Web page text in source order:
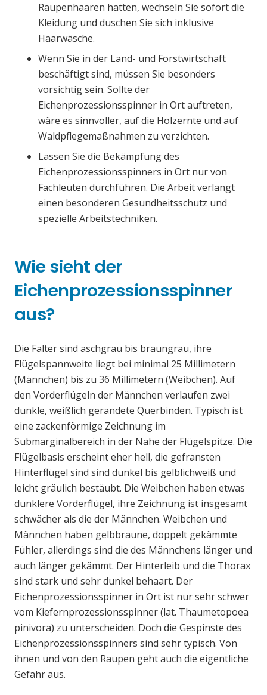
Raupenhaaren hatten, wechseln Sie sofort die
Kleidung und duschen Sie sich inklusive
Haarwäsche.
Wenn Sie in der Land- und Forstwirtschaft
beschäftigt sind, müssen Sie besonders
vorsichtig sein. Sollte der
Eichenprozessionsspinner in Ort auftreten,
wäre es sinnvoller, auf die Holzernte und auf
Waldpflegemaßnahmen zu verzichten.
Lassen Sie die Bekämpfung des
Eichenprozessionsspinners in Ort nur von
Fachleuten durchführen. Die Arbeit verlangt
einen besonderen Gesundheitsschutz und
spezielle Arbeitstechniken.
Wie sieht der
Eichenprozessionsspinner
aus?
Die Falter sind aschgrau bis braungrau, ihre
Flügelspannweite liegt bei minimal 25 Millimetern
(Männchen) bis zu 36 Millimetern (Weibchen). Auf
den Vorderflügeln der Männchen verlaufen zwei
dunkle, weißlich gerandete Querbinden. Typisch ist
eine zackenförmige Zeichnung im
Submarginalbereich in der Nähe der Flügelspitze. Die
Flügelbasis erscheint eher hell, die gefransten
Hinterflügel sind sind dunkel bis gelblichweiß und
leicht gräulich bestäubt. Die Weibchen haben etwas
dunklere Vorderflügel, ihre Zeichnung ist insgesamt
schwächer als die der Männchen. Weibchen und
Männchen haben gelbbraune, doppelt gekämmte
Fühler, allerdings sind die des Männchens länger und
auch länger gekämmt. Der Hinterleib und die Thorax
sind stark und sehr dunkel behaart. Der
Eichenprozessionsspinner in Ort ist nur sehr schwer
vom Kiefernprozessionsspinner (lat. Thaumetopoea
pinivora) zu unterscheiden. Doch die Gespinste des
Eichenprozessionsspinners sind sehr typisch. Von
ihnen und von den Raupen geht auch die eigentliche
Gefahr aus.